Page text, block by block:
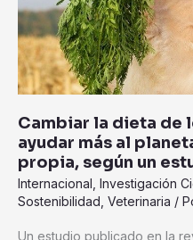
Cambiar la dieta de
ayudar más al
propia, según un
Internacional, Investigación
Sostenibilidad, Veterinaria /
Un estudio publicado en la
al
planeta
que
cambiar
la
propia,
según
un
estudio